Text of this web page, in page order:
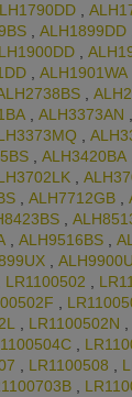
,
, ALH1899DD
,
, ALH1901WA
,
, ALH3373AN ,
,
, ALH3420BA
,
, ALH7712GB ,
,
, ALH9516BS ,
,
LR1100502 ,
,
, LR1100502N ,
,
, LR1100508 ,
,